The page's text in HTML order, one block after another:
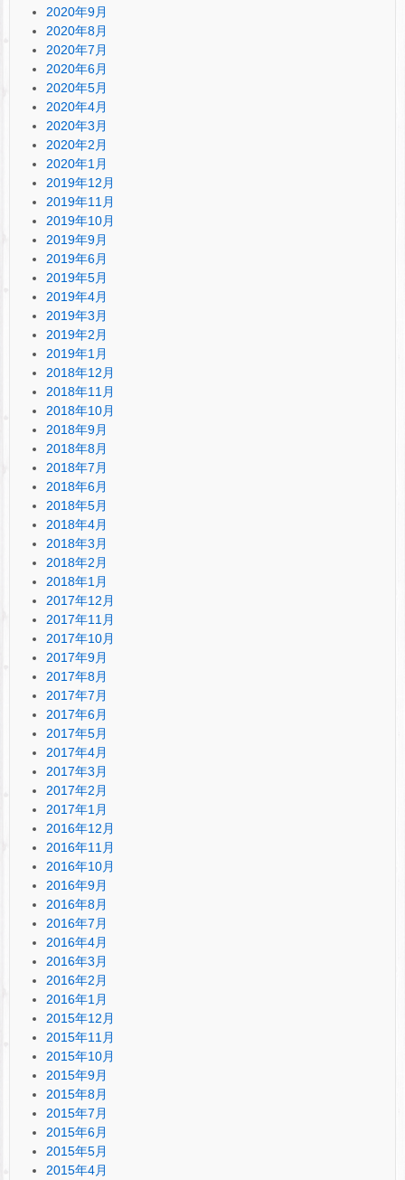
2020年9月
2020年8月
2020年7月
2020年6月
2020年5月
2020年4月
2020年3月
2020年2月
2020年1月
2019年12月
2019年11月
2019年10月
2019年9月
2019年6月
2019年5月
2019年4月
2019年3月
2019年2月
2019年1月
2018年12月
2018年11月
2018年10月
2018年9月
2018年8月
2018年7月
2018年6月
2018年5月
2018年4月
2018年3月
2018年2月
2018年1月
2017年12月
2017年11月
2017年10月
2017年9月
2017年8月
2017年7月
2017年6月
2017年5月
2017年4月
2017年3月
2017年2月
2017年1月
2016年12月
2016年11月
2016年10月
2016年9月
2016年8月
2016年7月
2016年4月
2016年3月
2016年2月
2016年1月
2015年12月
2015年11月
2015年10月
2015年9月
2015年8月
2015年7月
2015年6月
2015年5月
2015年4月